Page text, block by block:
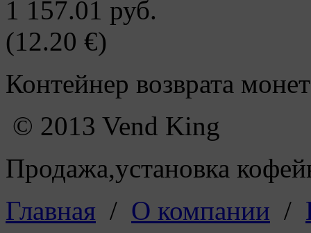
1 157.01 руб.
(12.20 €)
Контейнер возврата
© 2013 Vend King
Продажа,установка
Главная / О компании /